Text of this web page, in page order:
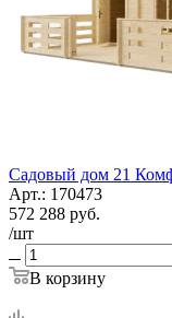
Садовый дом 21
Арт.: 170473
572 288 руб.
/шт
В корзину